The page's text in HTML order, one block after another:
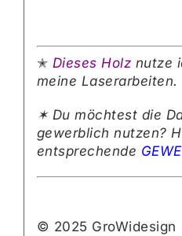
✭ Dieses Holz nutze
meine Laserarbeiten.
✶ Du möchtest die
gewerblich nutzen?
entsprechende
© 2025 GroWidesign